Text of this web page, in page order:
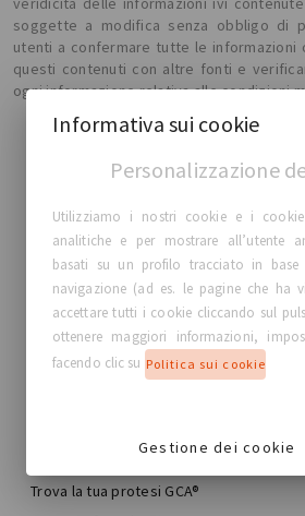
soggette a modifica senza obbligo di
utenti a confermare tutte le
questi contenuti con altre fonti e
ogni informazione relativa alle condizioni
GC Aesthetics®
Informazioni su GC Aesthetics®
Contatti
Storie reali, Donne Reali
Blog
Il mio intervento al seno
Chirurgia mammaria estetica
Trova la tua protesi GCA®
Informativa sui cookie
Personalizzazione
Utilizziamo i nostri cookie e i
analitiche e per mostrare all’utente
basati su un profilo tracciato in
navigazione (ad es. le pagine che ha
accettare tutti i cookie cliccando sul
ottenere maggiori informazioni,
facendo clic su Politica sui cookie
Gestione dei cookie